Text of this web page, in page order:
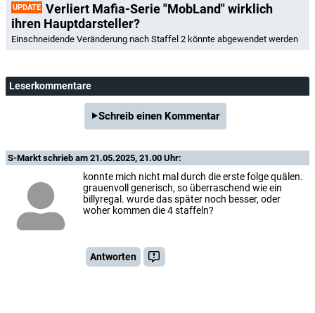
UPDATE Verliert Mafia-Serie "MobLand" wirklich
ihren Hauptdarsteller?
Einschneidende Veränderung nach Staffel 2 könnte abgewendet werden
Leserkommentare
Schreib einen Kommentar
S-Markt schrieb am 21.05.2025, 21.00 Uhr:
konnte mich nicht mal durch die erste folge quälen.
grauenvoll generisch, so überraschend wie ein
billyregal. wurde das später noch besser, oder
woher kommen die 4 staffeln?
Antworten